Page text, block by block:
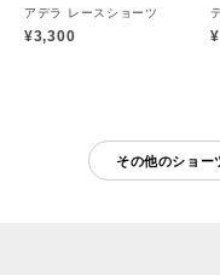
アデラ レースショーツ
¥3,300
その他のショー